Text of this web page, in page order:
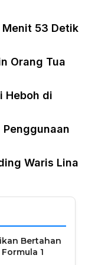
Menit 53 Detik
Orang Tua
Heboh di
Penggunaan
Waris Lina
Bertahan
1